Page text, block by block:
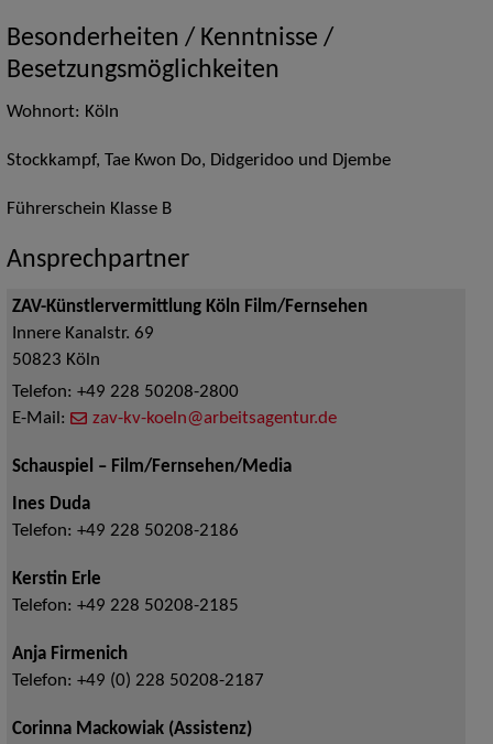
Besonderheiten / Kenntnisse /
Besetzungsmöglichkeiten
Wohnort: Köln
Stockkampf, Tae Kwon Do, Didgeridoo und Djembe
Führerschein Klasse B
Ansprechpartner
ZAV-Künstlervermittlung Köln Film/Fernsehen
Innere Kanalstr. 69
50823 Köln
Telefon: +49 228 50208-2800
E-Mail:
zav-kv-koeln@arbeitsagentur.de
Schauspiel – Film/Fernsehen/Media
Ines Duda
Telefon: +49 228 50208-2186
Kerstin Erle
Telefon: +49 228 50208-2185
Anja Firmenich
Telefon: +49 (0) 228 50208-2187
Corinna Mackowiak (Assistenz)